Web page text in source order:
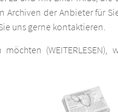
Archiven der Anbieter für
uns gerne kontaktieren.